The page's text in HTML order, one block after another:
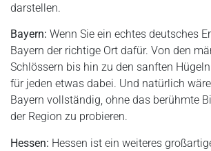
darstellen.
Bayern: Wenn Sie ein echtes deutsches
Bayern der richtige Ort dafür. Von den
Schlössern bis hin zu den sanften
für jeden etwas dabei. Und natürlich
Bayern vollständig, ohne das berühmte
der Region zu probieren.
Hessen: Hessen ist ein weiteres